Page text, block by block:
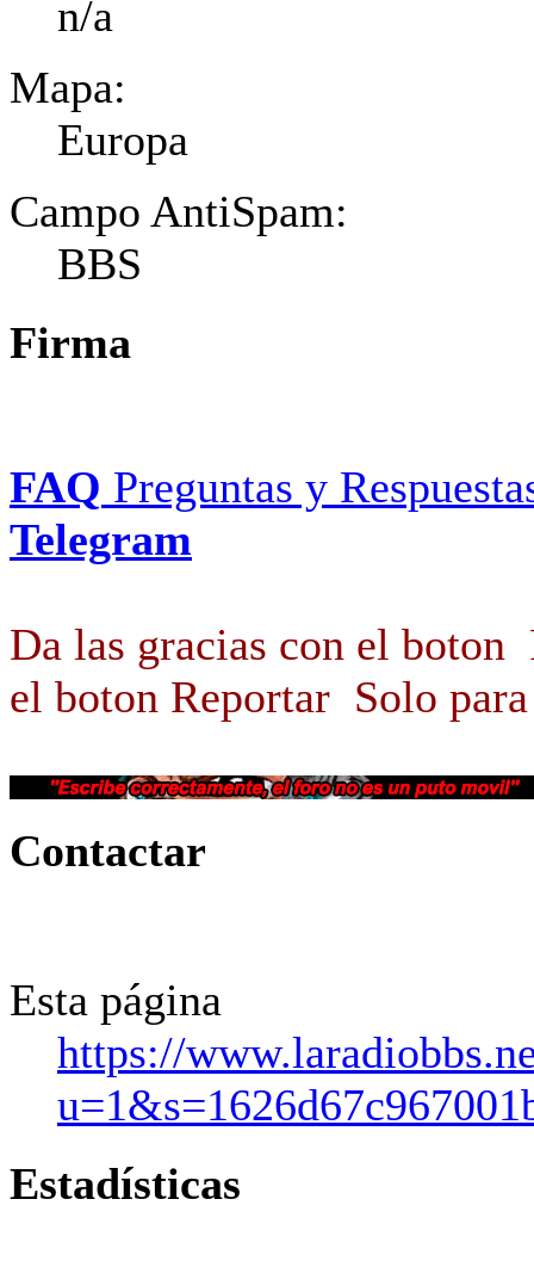
n/a
Mapa:
Europa
Campo AntiSpam:
BBS
Firma
FAQ Preguntas y
Telegram
Da las gracias con el boton
el boton Reportar Solo
Contactar
Esta página
https://
Estadísticas